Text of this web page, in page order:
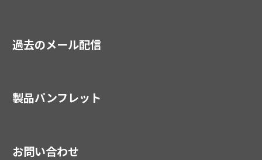
過去のメール配信
製品パンフレット
お問い合わせ